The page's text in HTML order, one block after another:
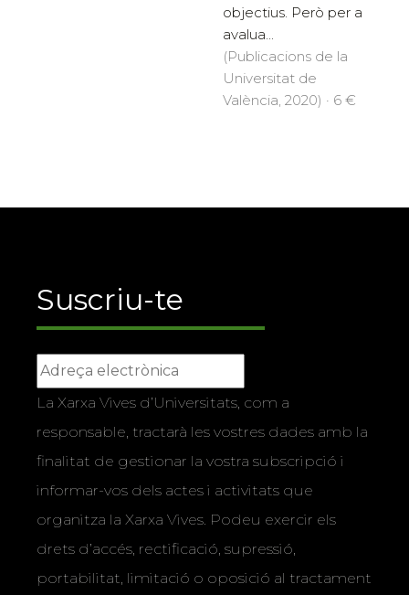
objectius. Però per a
avalua...
(Publicacions de la
Universitat de
València, 2020) · 6 €
Suscriu-te
La Xarxa Vives d’Universitats, com a
responsable, tractarà les vostres dades amb la
finalitat de gestionar la vostra subscripció i
informar-vos dels actes i activitats que
organitza la Xarxa Vives. Podeu exercir els
drets d’accés, rectificació, supressió,
portabilitat, limitació o oposició al tractament